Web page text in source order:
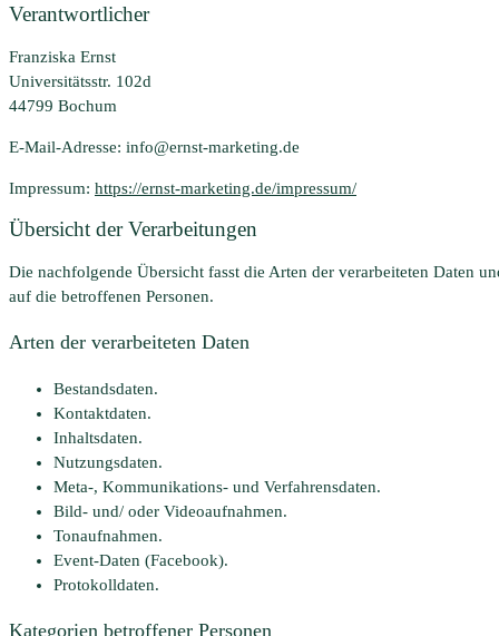
Verantwortlicher
Franziska Ernst
Universitätsstr. 102d
44799 Bochum
E-Mail-Adresse: info@ernst-marketing.de
Impressum: https://ernst-marketing.de/impressum/
Übersicht der Verarbeitungen
Die nachfolgende Übersicht fasst die Arten der verarbeiteten Daten
auf die betroffenen Personen.
Arten der verarbeiteten Daten
Bestandsdaten.
Kontaktdaten.
Inhaltsdaten.
Nutzungsdaten.
Meta-, Kommunikations- und Verfahrensdaten.
Bild- und/ oder Videoaufnahmen.
Tonaufnahmen.
Event-Daten (Facebook).
Protokolldaten.
Kategorien betroffener Personen